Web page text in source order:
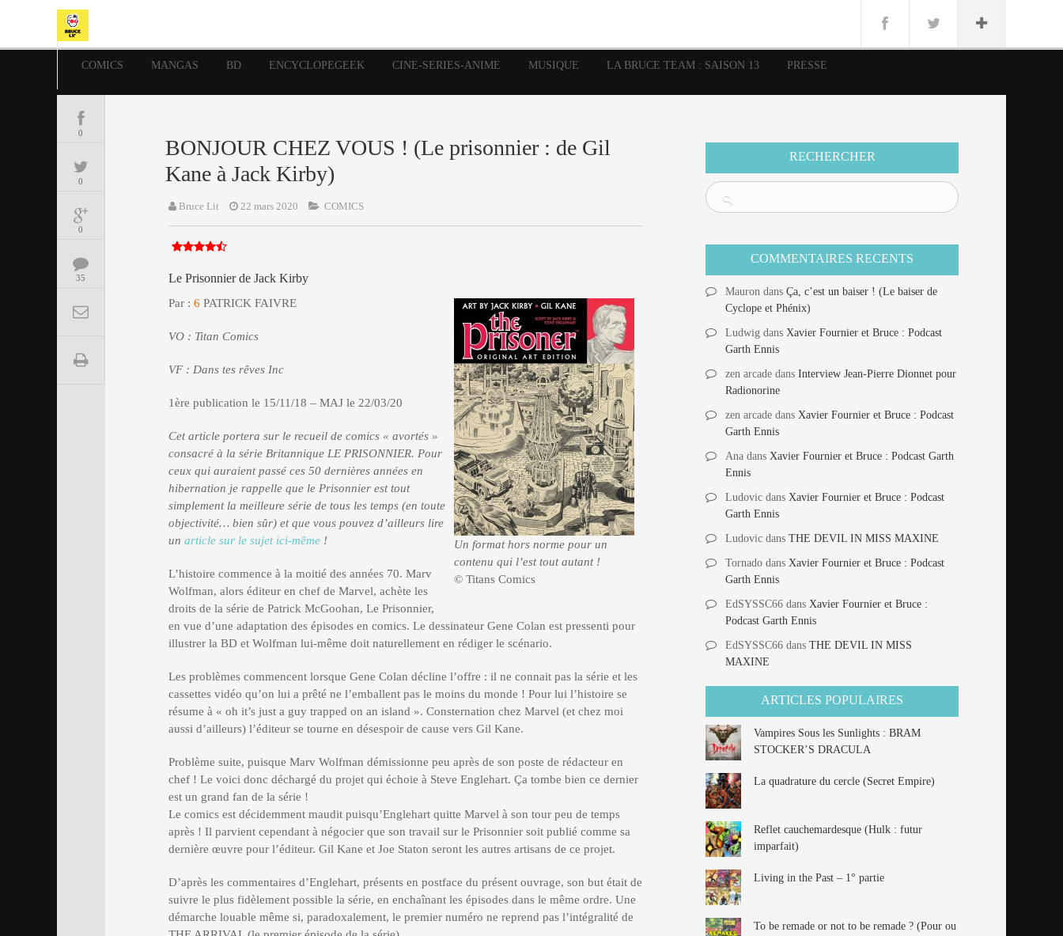
COMICS MANGAS BD ENCYCLOPEGEEK CINE-SERIES-ANIME MUSIQUE LA BRUCE TEAM : SAISON 13 PRESSE
0
0
0
35
BONJOUR CHEZ VOUS ! (Le prisonnier : de Gil
Kane à Jack Kirby)
Bruce Lit 22 mars 2020 COMICS
Le Prisonnier de Jack Kirby
Un format hors norme pour un
contenu qui l’est tout autant !
© Titans Comics
Par : 6 PATRICK FAIVRE
VO : Titan Comics
VF : Dans tes rêves Inc
1ère publication le 15/11/18 – MAJ le 22/03/20
Cet article portera sur le recueil de comics « avortés »
consacré à la série Britannique LE PRISONNIER. Pour
ceux qui auraient passé ces 50 dernières années en
hibernation je rappelle que le Prisonnier est tout
simplement la meilleure série de tous les temps (en toute
objectivité… bien sûr) et que vous pouvez d’ailleurs lire
un article sur le sujet ici-même !
L’histoire commence à la moitié des années 70. Marv
Wolfman, alors éditeur en chef de Marvel, achète les
droits de la série de Patrick McGoohan, Le Prisonnier,
en vue d’une adaptation des épisodes en comics. Le dessinateur Gene Colan est pressenti pour
illustrer la BD et Wolfman lui-même doit naturellement en rédiger le scénario.
Les problèmes commencent lorsque Gene Colan décline l’offre : il ne connait pas la série et les
cassettes vidéo qu’on lui a prêté ne l’emballent pas le moins du monde ! Pour lui l’histoire se
résume à « oh it’s just a guy trapped on an island ». Consternation chez Marvel (et chez moi
aussi d’ailleurs) l’éditeur se tourne en désespoir de cause vers Gil Kane.
Problème suite, puisque Marv Wolfman démissionne peu après de son poste de rédacteur en
chef ! Le voici donc déchargé du projet qui échoie à Steve Englehart. Ça tombe bien ce dernier
est un grand fan de la série !
Le comics est décidemment maudit puisqu’Englehart quitte Marvel à son tour peu de temps
après ! Il parvient cependant à négocier que son travail sur le Prisonnier soit publié comme sa
dernière œuvre pour l’éditeur. Gil Kane et Joe Staton seront les autres artisans de ce projet.
D’après les commentaires d’Englehart, présents en postface du présent ouvrage, son but était de
suivre le plus fidèlement possible la série, en enchaînant les épisodes dans le même ordre. Une
démarche louable même si, paradoxalement, le premier numéro ne reprend pas l’intégralité de
RECHERCHER
COMMENTAIRES RECENTS
Mauron dansÇa, c’est un baiser ! (Le baiser de
Cyclope et Phénix)
Ludwig dansXavier Fournier et Bruce : Podcast
Garth Ennis
zen arcade dansInterview Jean-Pierre Dionnet pour
Radionorine
zen arcade dansXavier Fournier et Bruce : Podcast
Garth Ennis
Ana dansXavier Fournier et Bruce : Podcast Garth
Ennis
Ludovic dansXavier Fournier et Bruce : Podcast
Garth Ennis
Ludovic dansTHE DEVIL IN MISS MAXINE
Tornado dansXavier Fournier et Bruce : Podcast
Garth Ennis
EdSYSSC66 dansXavier Fournier et Bruce :
Podcast Garth Ennis
EdSYSSC66 dansTHE DEVIL IN MISS
MAXINE
ARTICLES POPULAIRES
Vampires Sous les Sunlights : BRAM
STOCKER’S DRACULA
La quadrature du cercle (Secret Empire)
Reflet cauchemardesque (Hulk : futur
imparfait)
Living in the Past – 1° partie
To be remade or not to be remade ? (Pour ou
Mangas Marvel Mattie boy Musique
Panini Présence
Punisher Rock Semic Special Guest Spidey Superman